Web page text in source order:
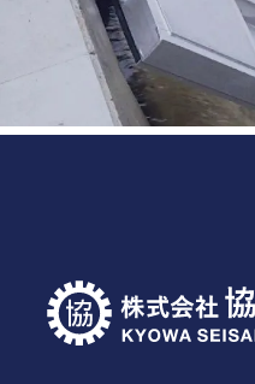
的でサービスを利用しよ
し，ご利用をお断りする
6. ユーザーにご自身の登
除，ご利用状況の閲覧を
7. 有料サービスにおいて
1. 当社は，利用目的が変
理的に認められる場合に
を変更するものとします